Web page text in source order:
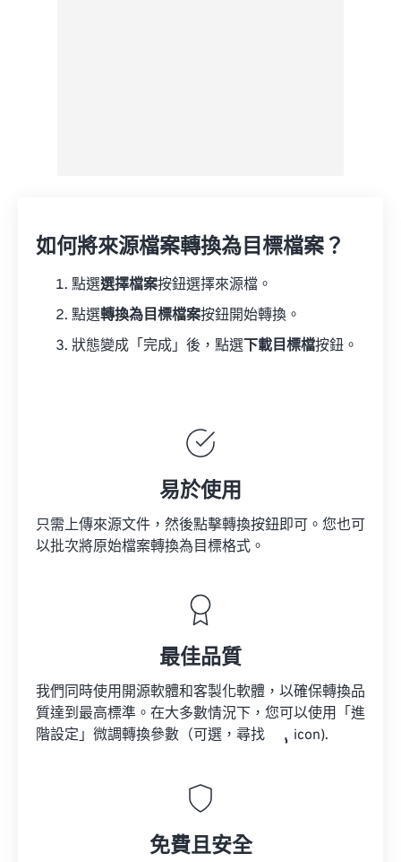
如何將來源檔案轉換為目標檔案？
點選選擇檔案按鈕選擇來源檔。
點選轉換為目標檔案按鈕開始轉換。
狀態變成「完成」後，點選 下載目標檔按鈕。
易於使用
只需上傳來源文件，然後點擊轉換按鈕即可。您也可
以批次將原始檔案轉換為目標格式。
最佳品質
我們同時使用開源軟體和客製化軟體，以確保轉換品
質達到最高標準。在大多數情況下，您可以使用「進
階設定」微調轉換參數（可選，尋找
icon).
免費且安全